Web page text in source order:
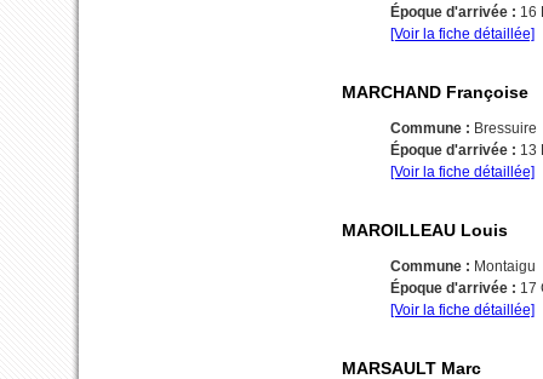
Époque d'arrivée : 16
[Voir la fiche détaillée]
MARCHAND Françoise
Commune : Bressuire
Époque d'arrivée : 13
[Voir la fiche détaillée]
MAROILLEAU Louis
Commune : Montaigu
Époque d'arrivée : 17
[Voir la fiche détaillée]
MARSAULT Marc